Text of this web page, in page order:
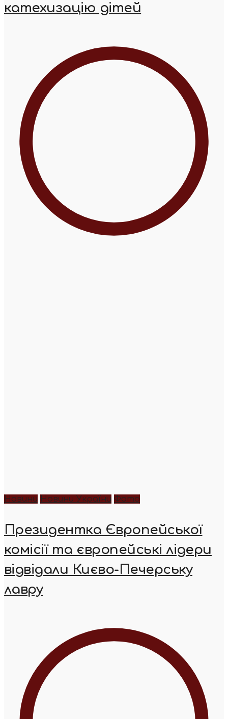
катехизацію дітей
Новини Новини України Фото
Президентка Європейської
комісії та європейські лідери
відвідали Києво-Печерську
лавру